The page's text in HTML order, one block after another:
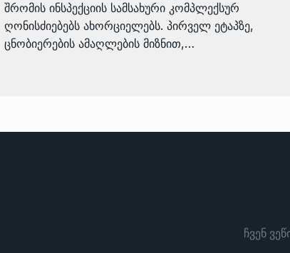
შრომის ინსპექციის სამსახური კომპლექსურ
ღონისძიებებს ახორციელებს. პირველ ეტაპზე,
ცნობიერების ამაღლების მიზნით,…
ჩვენ